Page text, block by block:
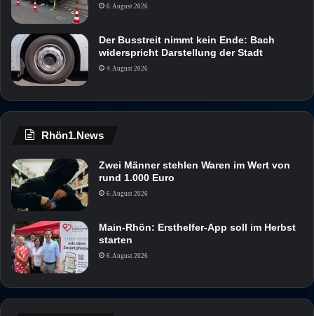
6. August 2026
Der Busstreit nimmt kein Ende: Bach
widerspricht Darstellung der Stadt
4. August 2026
Rhön1.News
Zwei Männer stehlen Waren im Wert von
rund 1.000 Euro
6. August 2026
Main-Rhön: Ersthelfer-App soll im Herbst
starten
6. August 2026